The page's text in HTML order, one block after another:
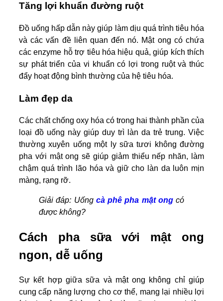
Tăng lợi khuẩn đường ruột
Đồ uống hấp dẫn này giúp làm dịu quá trình tiêu hóa
và các vấn đề liên quan đến nó. Mật ong có chứa
các enzyme hỗ trợ tiêu hóa hiệu quả, giúp kích thích
sự phát triển của vi khuẩn có lợi trong ruột và thúc
đẩy hoạt động bình thường của hệ tiêu hóa.
Làm đẹp da
Các chất chống oxy hóa có trong hai thành phần của
loại đồ uống này giúp duy trì làn da trẻ trung. Việc
thường xuyên uống một ly sữa tươi không đường
pha với mật ong sẽ giúp giảm thiểu nếp nhăn, làm
chậm quá trình lão hóa và giữ cho làn da luôn mịn
màng, rạng rỡ.
Giải đáp: Uống cà phê pha mật ongcó
được không?
Cách pha sữa với mật ong
ngon, dễ uống
Sự kết hợp giữa sữa và mật ong không chỉ giúp
cung cấp năng lượng cho cơ thể, mang lại nhiều lợi